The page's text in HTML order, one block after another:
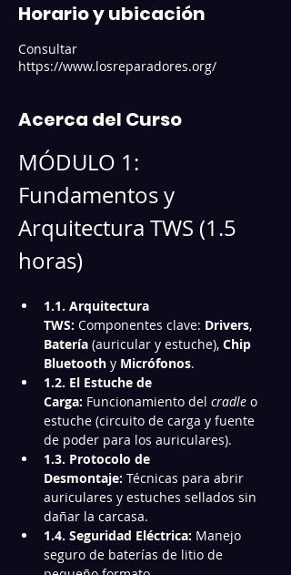
Horario y ubicación
Consultar
https://www.losreparadores.org/
Acerca del Curso
MÓDULO 1:
Fundamentos y
Arquitectura TWS (1.5
horas)
1.1. Arquitectura
TWS: Componentes clave: Drivers,
Batería (auricular y estuche), Chip
Bluetooth y Micrófonos.
1.2. El Estuche de
Carga: Funcionamiento del cradle o
estuche (circuito de carga y fuente
de poder para los auriculares).
1.3. Protocolo de
Desmontaje: Técnicas para abrir
auriculares y estuches sellados sin
dañar la carcasa.
1.4. Seguridad Eléctrica: Manejo
seguro de baterías de litio de